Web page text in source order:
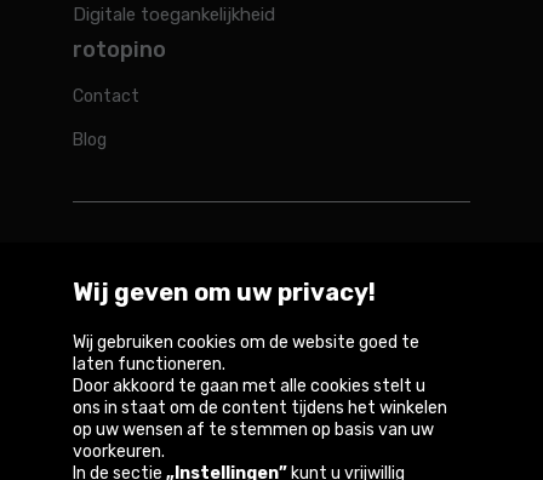
Digitale toegankelijkheid
rotopino
Contact
Blog
Belgique België Deutschland France Österreich
Copyright © 2026
Wij geven om uw privacy!
Wij gebruiken cookies om de website goed te
laten functioneren.
Door akkoord te gaan met alle cookies stelt u
ons in staat om de content tijdens het winkelen
op uw wensen af te stemmen op basis van uw
voorkeuren.
In de sectie „Instellingen” kunt u vrijwillig